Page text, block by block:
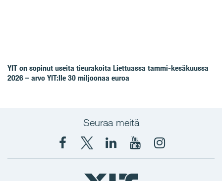
YIT on sopinut useita tieurakoita Liettuassa tammi-kesäkuussa
2026 – arvo YIT:lle 30 miljoonaa euroa
Seuraa meitä
Facebook
X
YIT
YIT
Corporation
YIT
Corporation
Instagram